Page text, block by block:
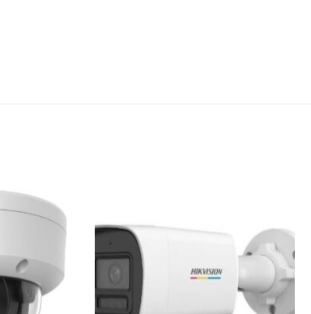
Add to
wishlist